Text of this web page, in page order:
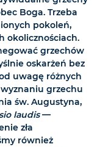
Boga. Trzeba
pokoleń,
okolicznościach.
grzechów
oskarżeń bez
uwagę różnych
grzechu
św. Augustyna,
laudis—
zła
również